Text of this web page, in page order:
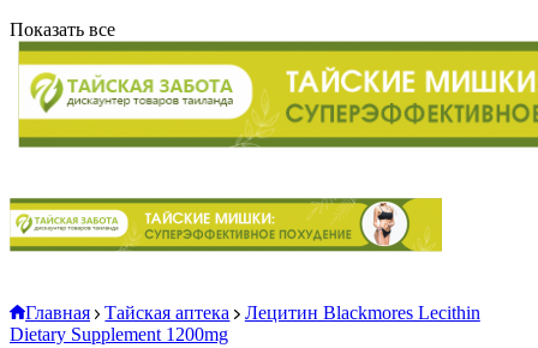
Показать все
Главная Тайская аптека
Лецитин Blackmores Lecithin
Dietary Supplement 1200mg